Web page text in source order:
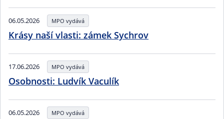
06.05.2026 MPO vydává
Krásy naší vlasti: zámek Sychrov
17.06.2026 MPO vydává
Osobnosti: Ludvík Vaculík
06.05.2026 MPO vydává